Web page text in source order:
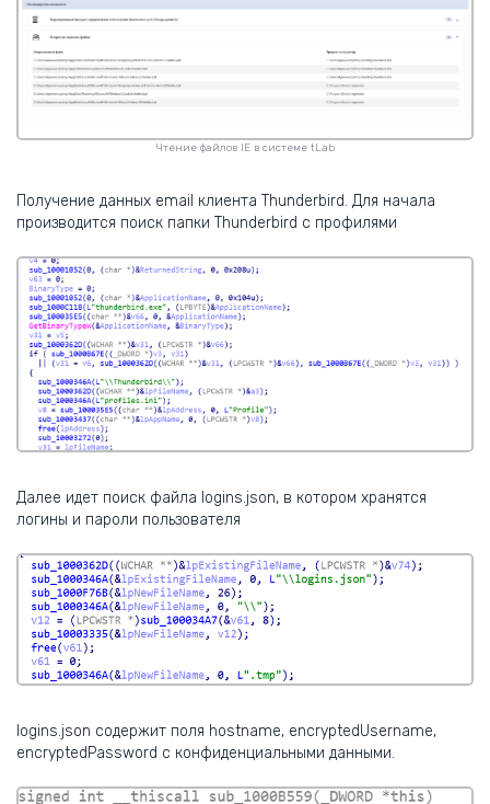
Чтение файлов IE в системе tLab
Получение данных email клиента Thunderbird. Для начала
производится поиск папки Thunderbird с профилями
Далее идет поиск файла logins.json, в котором хранятся
логины и пароли пользователя
logins.json содержит поля hostname, encryptedUsername,
encryptedPassword c конфиденциальными данными.